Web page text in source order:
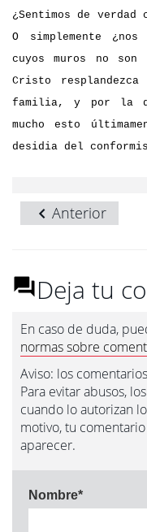
¿Sentimos de
O simplemente ¿nos
cuyos muros no
Cristo
familia, y por la
mucho esto
desidia del
Anterior
Deja tu
En caso de duda,
normas sobre
Aviso: los
Para evitar abusos,
cuando lo autorizan
motivo, tu
aparecer.
Nombre*